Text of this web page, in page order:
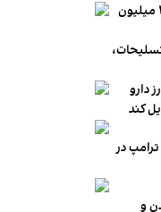
میانگین قیمت مسکن در تهران به متری ۲۴۰ میلیون
دارو
در
و